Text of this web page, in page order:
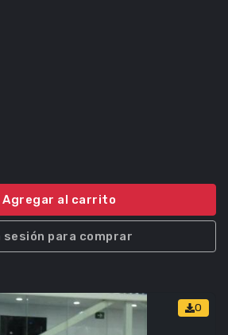
Agregar al carrito
sesión para comprar
0